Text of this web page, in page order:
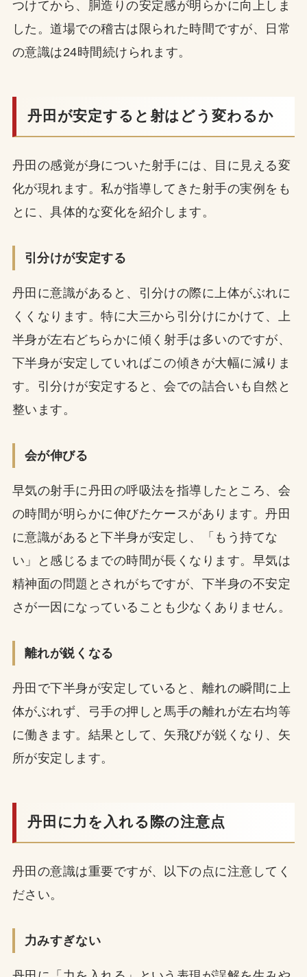
つけてから、胴造りの安定感が明らかに向上しま
した。道場での稽古は限られた時間ですが、日常
の意識は24時間続けられます。
丹田が安定すると射はどう変わるか
丹田の感覚が身についた射手には、目に見える変
化が現れます。私が指導してきた射手の実例をも
とに、具体的な変化を紹介します。
引分けが安定する
丹田に意識があると、引分けの際に上体がぶれに
くくなります。特に大三から引分けにかけて、上
半身が左右どちらかに傾く射手は多いのですが、
下半身が安定していればこの傾きが大幅に減りま
す。引分けが安定すると、会での詰合いも自然と
整います。
会が伸びる
早気の射手に丹田の呼吸法を指導したところ、会
の時間が明らかに伸びたケースがあります。丹田
に意識があると下半身が安定し、「もう持てな
い」と感じるまでの時間が長くなります。早気は
精神面の問題とされがちですが、下半身の不安定
さが一因になっていることも少なくありません。
離れが鋭くなる
丹田で下半身が安定していると、離れの瞬間に上
体がぶれず、弓手の押しと馬手の離れが左右均等
に働きます。結果として、矢飛びが鋭くなり、矢
所が安定します。
丹田に力を入れる際の注意点
丹田の意識は重要ですが、以下の点に注意してく
ださい。
力みすぎない